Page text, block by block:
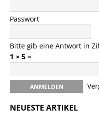
Passwort
Bitte gib eine Antwort in
1 × 5 =
NEUESTE ARTIKEL